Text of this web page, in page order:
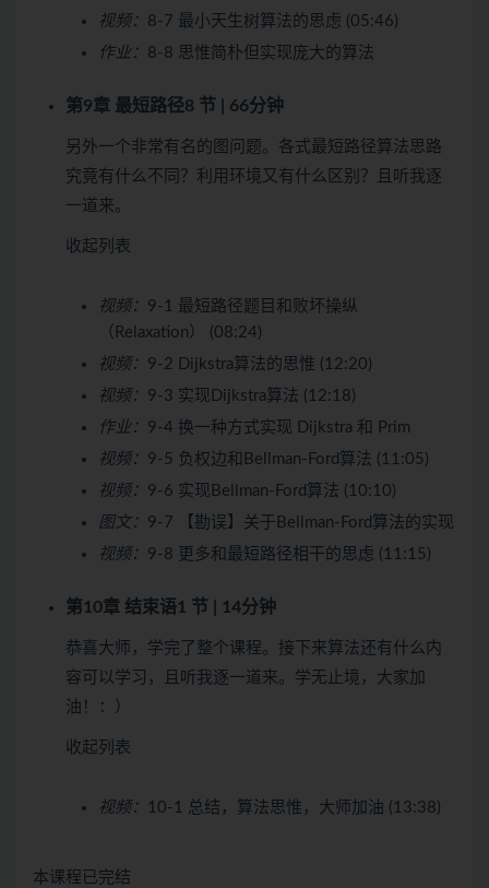
视频： 8-7 最小天生树算法的思虑 (05:46)
作业： 8-8 思惟简朴但实现庞大的算法
第9章 最短路径8 节 | 66分钟
另外一个非常有名的图问题。各式最短路径算法思路
究竟有什么不同？利用环境又有什么区别？且听我逐
一道来。
收起列表
视频： 9-1 最短路径题目和败坏操纵
（Relaxation） (08:24)
视频： 9-2 Dijkstra算法的思惟 (12:20)
视频： 9-3 实现Dijkstra算法 (12:18)
作业： 9-4 换一种方式实现 Dijkstra 和 Prim
视频： 9-5 负权边和Bellman-Ford算法 (11:05)
视频： 9-6 实现Bellman-Ford算法 (10:10)
图文： 9-7 【勘误】关于Bellman-Ford算法的实现
视频： 9-8 更多和最短路径相干的思虑 (11:15)
第10章 结束语1 节 | 14分钟
恭喜大师，学完了整个课程。接下来算法还有什么内
容可以学习，且听我逐一道来。学无止境，大家加
油！：）
收起列表
视频： 10-1 总结，算法思惟，大师加油 (13:38)
本课程已完结